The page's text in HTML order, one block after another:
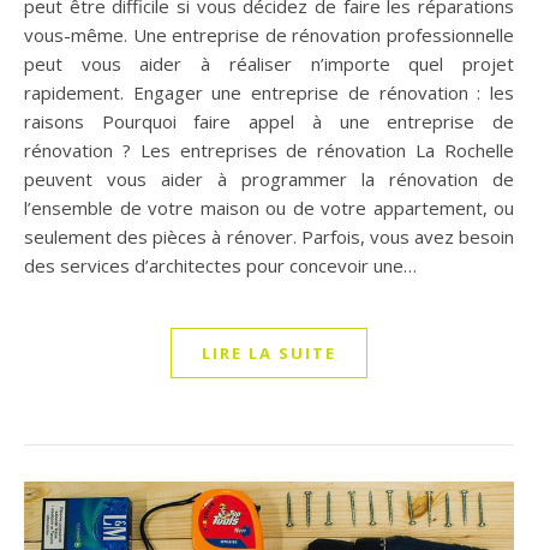
peut être difficile si vous décidez de faire les réparations
vous-même. Une entreprise de rénovation professionnelle
peut vous aider à réaliser n’importe quel projet
rapidement. Engager une entreprise de rénovation : les
raisons Pourquoi faire appel à une entreprise de
rénovation ? Les entreprises de rénovation La Rochelle
peuvent vous aider à programmer la rénovation de
l’ensemble de votre maison ou de votre appartement, ou
seulement des pièces à rénover. Parfois, vous avez besoin
des services d’architectes pour concevoir une…
LIRE LA SUITE